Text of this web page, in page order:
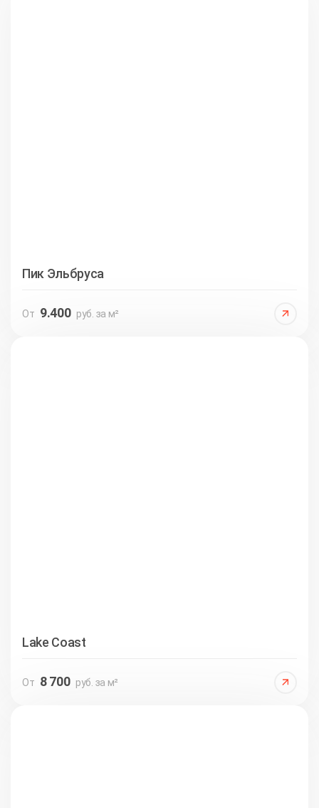
Пик Эльбруса
От 9.400 руб. за м²
Lake Coast
От 8 700 руб. за м²